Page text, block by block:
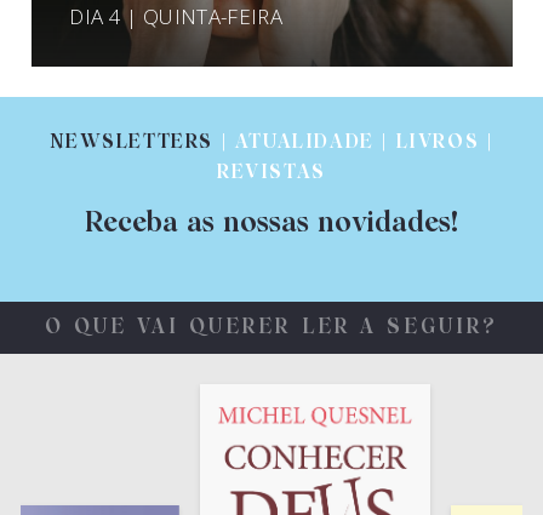
DIA 4 | QUINTA-FEIRA
NEWSLETTERS
| ATUALIDADE | LIVROS |
REVISTAS
Receba as nossas novidades!
O QUE VAI QUERER LER A SEGUIR?